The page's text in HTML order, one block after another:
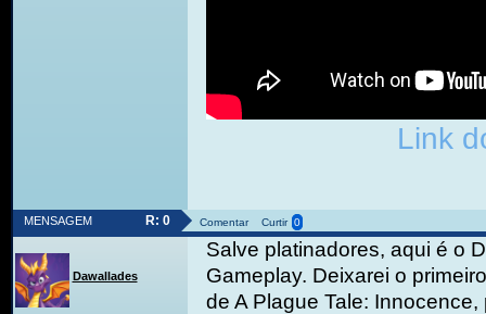
Link
MENSAGEM R: 0 Comentar Curtir 0
Dawallades
Salve platinadores, aqui é o
Gameplay. Deixarei o
de A Plague Tale: